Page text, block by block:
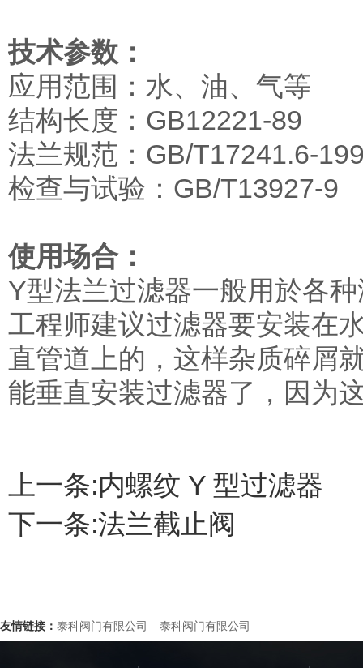
技术参数：
应用范围：水、油、气等
结构长度：GB12221-89
法兰规范：GB/T17241.6-
检查与试验：GB/T13927-9
使用场合：
Y型法兰过滤器一般用於各
工程师建议过滤器要安装在
直管道上的，这样杂质碎屑
能垂直安装过滤器了，因为
上一条:内螺纹 Y 型过滤器
下一条:法兰截止阀
友情链接： 泰科阀门有限公司 泰科阀门有限公司